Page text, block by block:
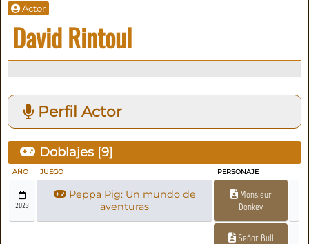
Actor
David Rintoul
Perfil Actor
Doblajes [9]
AÑO JUEGO PERSONAJE
2023
Peppa Pig: Un mundo de
aventuras
Monsieur
Donkey
Señor Bull